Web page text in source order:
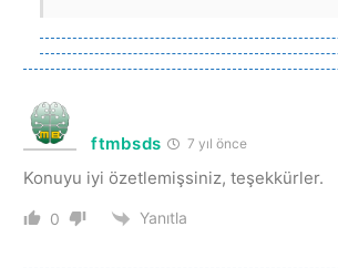
ftmbsds 7 yıl önce
Konuyu iyi özetlemişsiniz, teşekkürler.
0 Yanıtla